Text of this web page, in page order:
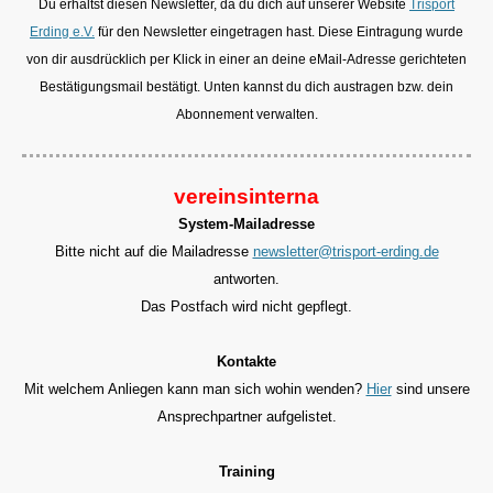
Du erhältst diesen Newsletter, da du dich auf unserer Website
Trisport
Erding e.V. für den Newsletter eingetragen hast. Diese Eintragung wurde
von dir ausdrücklich per Klick in einer an deine eMail-Adresse gerichteten
Bestätigungsmail bestätigt. Unten kannst du dich austragen bzw. dein
Abonnement verwalten.
vereinsinterna
System-Mailadresse
Bitte nicht auf die Mailadresse newsletter@trisport-erding.de
antworten.
Das Postfach wird nicht gepflegt.
Kontakte
Mit welchem Anliegen kann man sich wohin wenden? Hiersind unsere
Ansprechpartner aufgelistet.
Training